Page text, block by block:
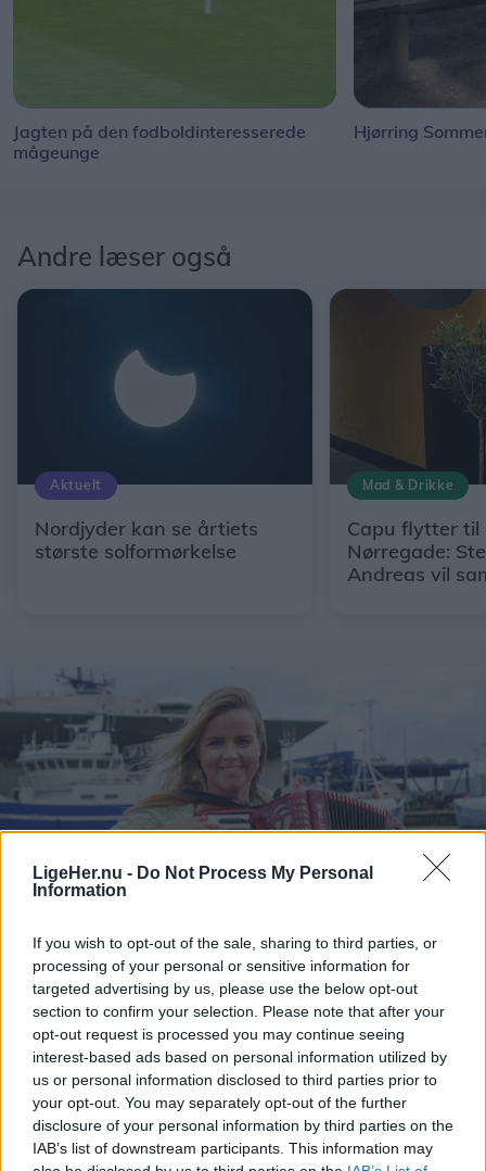
LigeHer.nu - Do Not Process My Personal
Information
If you wish to opt-out of the sale, sharing to third parties, or
processing of your personal or sensitive information for
targeted advertising by us, please use the below opt-out
section to confirm your selection. Please note that after your
opt-out request is processed you may continue seeing
interest-based ads based on personal information utilized by
us or personal information disclosed to third parties prior to
your opt-out. You may separately opt-out of the further
disclosure of your personal information by third parties on the
IAB’s list of downstream participants. This information may
Jagten på den fodboldinteresserede
mågeunge
Hjørring
Andre læser også
Aktuelt
Nordjyder kan se årtiets
største solformørkelse
Mad & Drikke
Capu flytter til
Nørregade:
Andreas vil
Mennesker
Fra Hellerup til Hirtshals: Søfartslæge
har fundet sin plads på havnen
Hans Ravn